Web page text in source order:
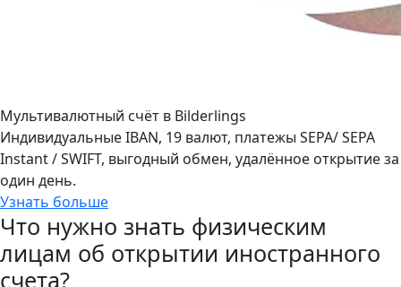
Мультивалютный счёт в Bilderlings
Индивидуальные IBAN, 19 валют, платежы SEPA/ SEPA
Instant / SWIFT, выгодный обмен, удалённое открытие за
один день.
Узнать больше
Что нужно знать физическим
лицам об открытии иностранного
счета?